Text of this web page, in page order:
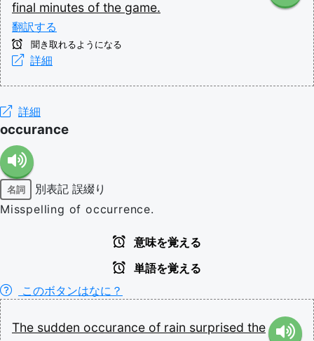
final minutes of the game.
翻訳する
聞き取れるようになる
詳細
詳細
occurance
名詞 別表記 誤綴り
Misspelling of occurrence.
意味を覚える
単語を覚える
このボタンはなに？
The sudden occurance of rain surprised the